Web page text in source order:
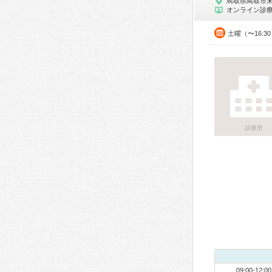
オンライン診
土曜（〜16:30
診療所
09:00-12:00